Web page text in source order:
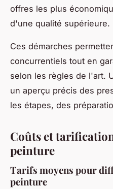
offres les plus
d'une qualité supérieure.
Ces démarches
concurrentiels tout en
selon les règles de l'art.
un aperçu précis des
les étapes, des
Coûts et
peinture
Tarifs moyens pour
peinture